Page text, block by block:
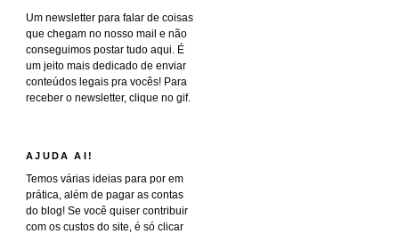
Um newsletter para falar de coisas
que chegam no nosso mail e não
conseguimos postar tudo aqui. É
um jeito mais dedicado de enviar
conteúdos legais pra vocês! Para
receber o newsletter, clique no gif.
AJUDA AI!
Temos várias ideias para por em
prática, além de pagar as contas
do blog! Se você quiser contribuir
com os custos do site, é só clicar